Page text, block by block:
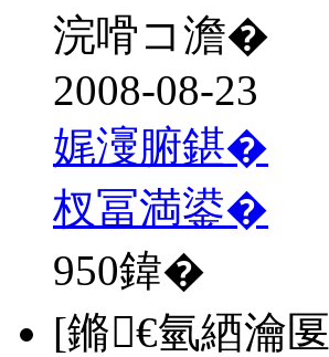
浣嗗コ澹�
2008-08-23
娓濅腑鍖�
杈冨満鍙�
950鍏�
[鏅€氫綇瀹匽